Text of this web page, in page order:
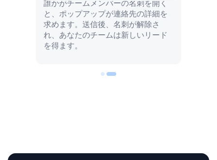
誰かがチームメンバーの名刺を開く
と、ポップアップが連絡先の詳細を
求めます。送信後、名刺が解除さ
れ、あなたのチームは新しいリード
を得ます。